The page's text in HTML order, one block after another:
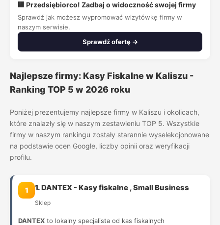
🏢 Przedsiębiorco! Zadbaj o widoczność swojej firmy
Sprawdź jak możesz wypromować wizytówkę firmy w
naszym serwisie.
Sprawdź ofertę →
Najlepsze firmy: Kasy Fiskalne w Kaliszu -
Ranking TOP 5 w 2026 roku
Poniżej prezentujemy najlepsze firmy w Kaliszu i okolicach,
które znalazły się w naszym zestawieniu TOP 5. Wszystkie
firmy w naszym rankingu zostały starannie wyselekcjonowane
na podstawie ocen Google, liczby opinii oraz weryfikacji
profilu.
1 1. DANTEX - Kasy fiskalne , Small Business
Sklep
DANTEX to lokalny specjalista od kas fiskalnych